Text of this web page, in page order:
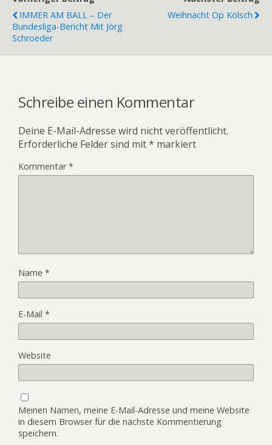
IMMER AM BALL – Der
Bundesliga-Bericht Mit Jörg
Schroeder
Weihnacht Op Kölsch
Schreibe einen Kommentar
Deine E-Mail-Adresse wird nicht veröffentlicht.
Erforderliche Felder sind mit* markiert
Kommentar*
Name *
E-Mail *
Website
Meinen Namen, meine E-Mail-Adresse und meine Website
in diesem Browser für die nächste Kommentierung
speichern.